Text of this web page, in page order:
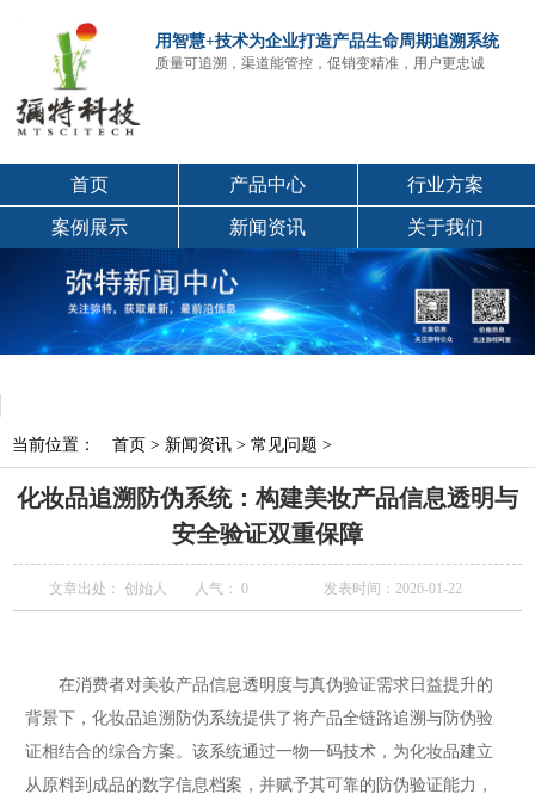
用智慧+技术为企业打造产品生命周期追溯系统
质量可追溯，渠道能管控，促销变精准，用户更忠诚
首页 产品中心 行业方案
案例展示 新闻资讯 关于我们
当前位置： 首页 > 新闻资讯 > 常见问题 >
化妆品追溯防伪系统：构建美妆产品信息透明与
安全验证双重保障
文章出处： 创始人 人气： 0 发表时间：2026-01-22
在消费者对美妆产品信息透明度与真伪验证需求日益提升的
背景下，化妆品追溯防伪系统提供了将产品全链路追溯与防伪验
证相结合的综合方案。该系统通过一物一码技术，为化妆品建立
从原料到成品的数字信息档案，并赋予其可靠的防伪验证能力，